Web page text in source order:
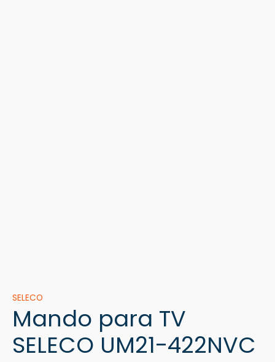
SELECO
Mando para TV
SELECO UM21-422NVC